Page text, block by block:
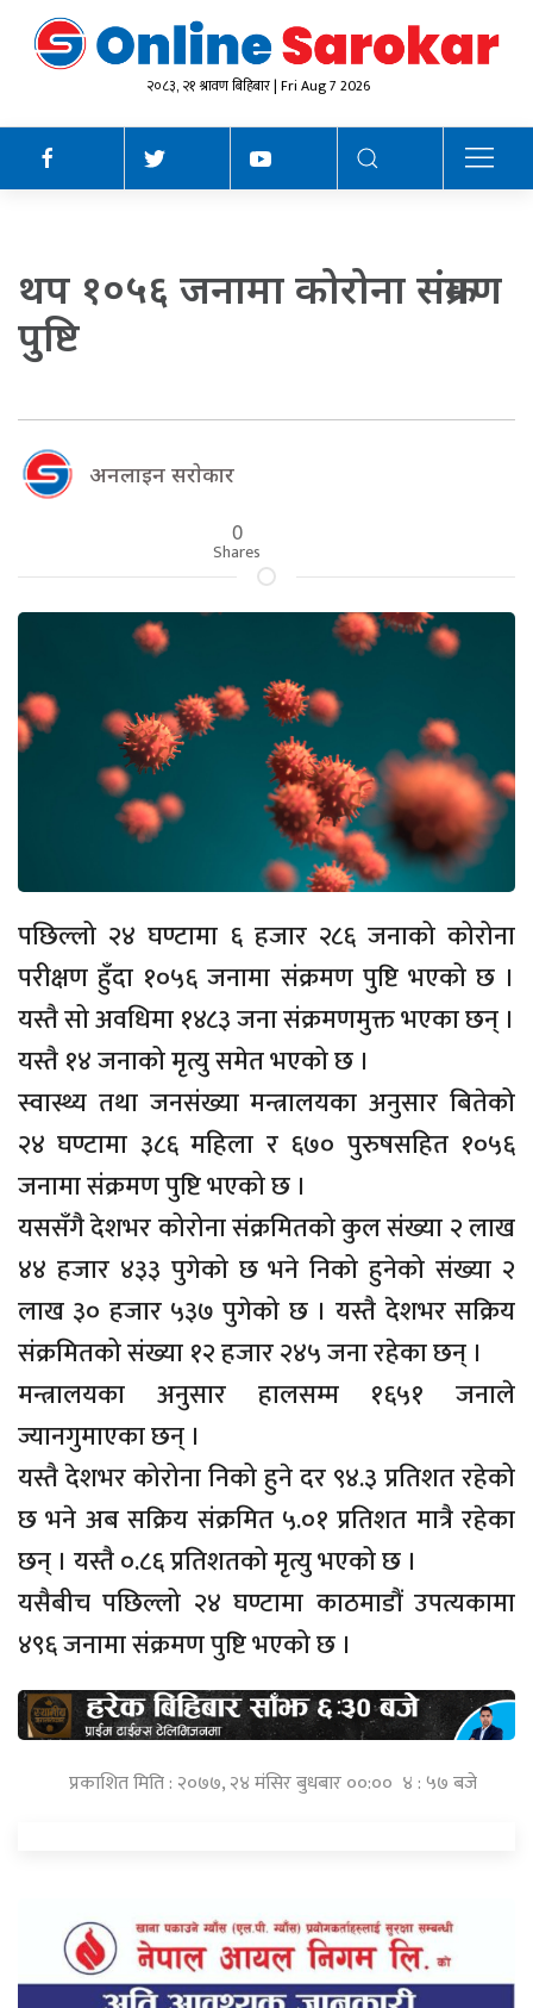
२०८३, २१ श्रावण बिहिबार | Fri Aug 7 2026
थप १०५६ जनामा कोरोना संक्रमण
पुष्टि
अनलाइन सराेकार
0
Shares
पछिल्लो २४ घण्टामा ६ हजार २८६ जनाको कोरोना
परीक्षण हुँदा १०५६ जनामा संक्रमण पुष्टि भएको छ ।
यस्तै सो अवधिमा १४८३ जना संक्रमणमुक्त भएका छन् ।
यस्तै १४ जनाको मृत्यु समेत भएको छ ।
स्वास्थ्य तथा जनसंख्या मन्त्रालयका अनुसार बितेको
२४ घण्टामा ३८६ महिला र ६७० पुरुषसहित १०५६
जनामा संक्रमण पुष्टि भएको छ ।
यससँगै देशभर कोरोना संक्रमितको कुल संख्या २ लाख
४४ हजार ४३३ पुगेको छ भने निको हुनेको संख्या २
लाख ३० हजार ५३७ पुगेको छ । यस्तै देशभर सक्रिय
संक्रमितको संख्या १२ हजार २४५ जना रहेका छन् ।
मन्त्रालयका अनुसार हालसम्म १६५१ जनाले
ज्यानगुमाएका छन् ।
यस्तै देशभर कोरोना निको हुने दर ९४.३ प्रतिशत रहेको
छ भने अब सक्रिय संक्रमित ५.०१ प्रतिशत मात्रै रहेका
छन् । यस्तै ०.८६ प्रतिशतको मृत्यु भएको छ ।
यसैबीच पछिल्लो २४ घण्टामा काठमाडौं उपत्यकामा
४९६ जनामा संक्रमण पुष्टि भएको छ ।
प्रकाशित मिति : २०७७, २४ मंसिर बुधबार ००:०० ४ : ५७ बजे